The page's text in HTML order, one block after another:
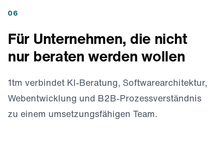
06
Für Unternehmen, die nicht
nur beraten werden wollen
1tm verbindet KI-Beratung, Softwarearchitektur,
Webentwicklung und B2B-Prozessverständnis
zu einem umsetzungsfähigen Team.